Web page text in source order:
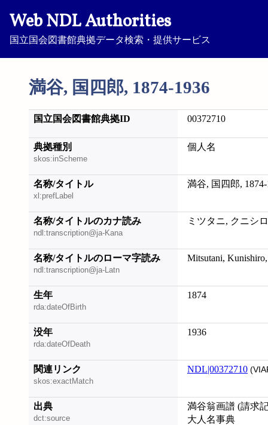
Web NDL Authorities
国立国会図書館典拠データ検索・提供サービス
満谷, 国四郎, 1874-1936
国立国会図書館典拠ID 00372710
典拠種別
skos:inScheme
個人名
名称/タイトル
xl:prefLabel
満谷, 国四郎, 1874-
名称/タイトルのカナ読み
ndl:transcription@ja-Kana
ミツタニ, クニシ
名称/タイトルのローマ字読み
ndl:transcription@ja-Latn
Mitsutani,
生年
rda:dateOfBirth
1874
没年
rda:dateOfDeath
1936
関連リンク
skos:exactMatch
NDL|00372710
出典
dct:source
満谷翁画譜 (請求
大人名事典